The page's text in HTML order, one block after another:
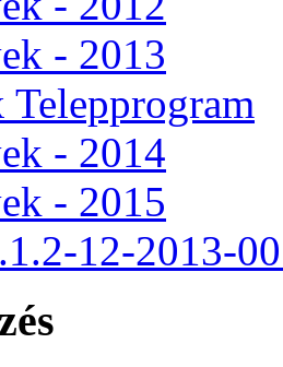
- 2013
- 2014
- 2015
12-2013-